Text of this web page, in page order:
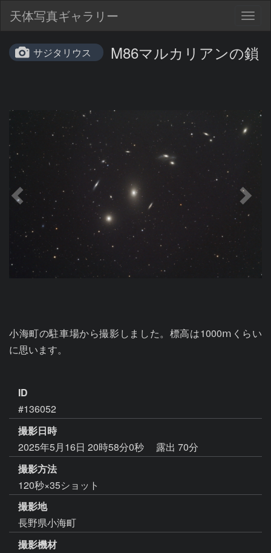
天体写真ギャラリー
サジタリウス M86マルカリアンの鎖
小海町の駐車場から撮影しました。標高は1000ⅿくらい
に思います。
ID
#136052
撮影日時
2025年5月16日 20時58分0秒
露出 70分
撮影方法
120秒×35ショット
撮影地
長野県小海町
撮影機材